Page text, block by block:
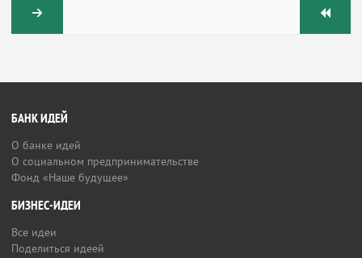
БАНК ИДЕЙ
О банке идей
О социальном предпринимательстве
Фонд «Наше будущее»
БИЗНЕС-ИДЕИ
Все идеи
Поделиться идеей